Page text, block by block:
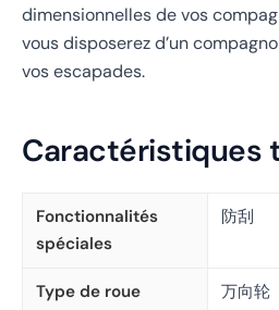
dimensionnelles de vos
vous disposerez d’un
vos escapades.
Caractéristiques
Fonctionnalités
spéciales
防刮
Type de roue 万向轮